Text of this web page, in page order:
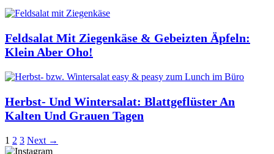
Feldsalat Mit Ziegenkäse & Gebeizten Äpfeln:
Klein Aber Oho!
Herbst- Und Wintersalat: Blattgeflüster An
Kalten Und Grauen Tagen
1 2 3 Next →